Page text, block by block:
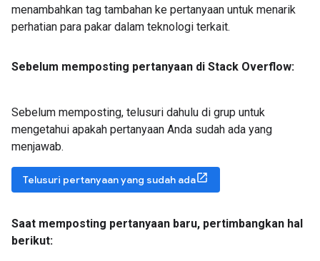
menambahkan tag tambahan ke pertanyaan untuk menarik
perhatian para pakar dalam teknologi terkait.
Sebelum memposting pertanyaan di Stack Overflow:
Sebelum memposting, telusuri dahulu di grup untuk
mengetahui apakah pertanyaan Anda sudah ada yang
menjawab.
Telusuri pertanyaan yang sudah ada
Saat memposting pertanyaan baru, pertimbangkan hal
berikut: